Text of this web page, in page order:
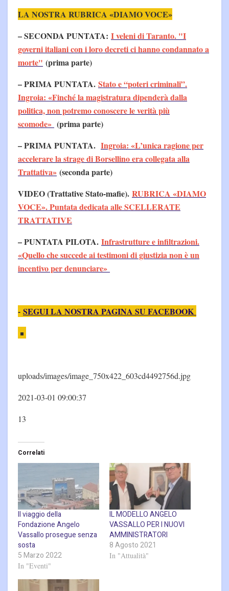
LA NOSTRA RUBRICA «DIAMO VOCE»
– SECONDA PUNTATA: I veleni di Taranto. "I
governi italiani con i loro decreti ci hanno condannato a
morte" (prima parte)
– PRIMA PUNTATA. Stato e “poteri criminali”.
Ingroia: «Finché la magistratura dipenderà dalla
politica, non potremo conoscere le verità più
scomode» (prima parte)
– PRIMA PUNTATA. Ingroia: «L’unica ragione per
accelerare la strage di Borsellino era collegata alla
Trattativa» (seconda parte)
VIDEO (Trattative Stato-mafie). RUBRICA «DIAMO
VOCE». Puntata dedicata alle SCELLERATE
TRATTATIVE
– PUNTATA PILOTA. Infrastrutture e infiltrazioni.
«Quello che succede ai testimoni di giustizia non è un
incentivo per denunciare»
- SEGUI LA NOSTRA PAGINA SU FACEBOOK
uploads/images/image_750x422_603cd4492756d.jpg
2021-03-01 09:00:37
13
Correlati
Il viaggio della
Fondazione Angelo
Vassallo prosegue senza
sosta
5 Marzo 2022
In "Eventi"
IL MODELLO ANGELO
VASSALLO PER I NUOVI
AMMINISTRATORI
8 Agosto 2021
In "Attualità"